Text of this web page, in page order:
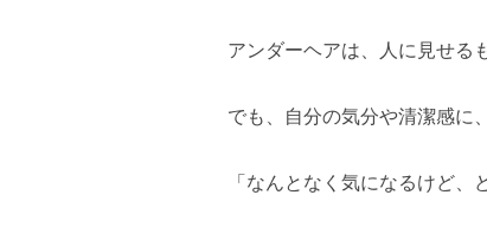
アンダーヘアは、人に見せる
でも、自分の気分や清潔感に
「なんとなく気になるけど、